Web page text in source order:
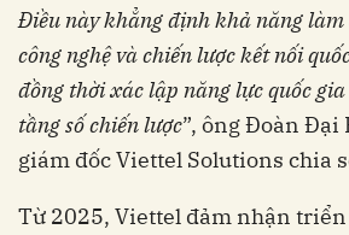
Điều này khẳng định khả năng làm
công nghệ và chiến lược kết nối
đồng thời xác lập năng lực quốc
tầng số chiến lược”, ông Đoàn Đại
giám đốc Viettel Solutions chia
Từ 2025, Viettel đảm nhận